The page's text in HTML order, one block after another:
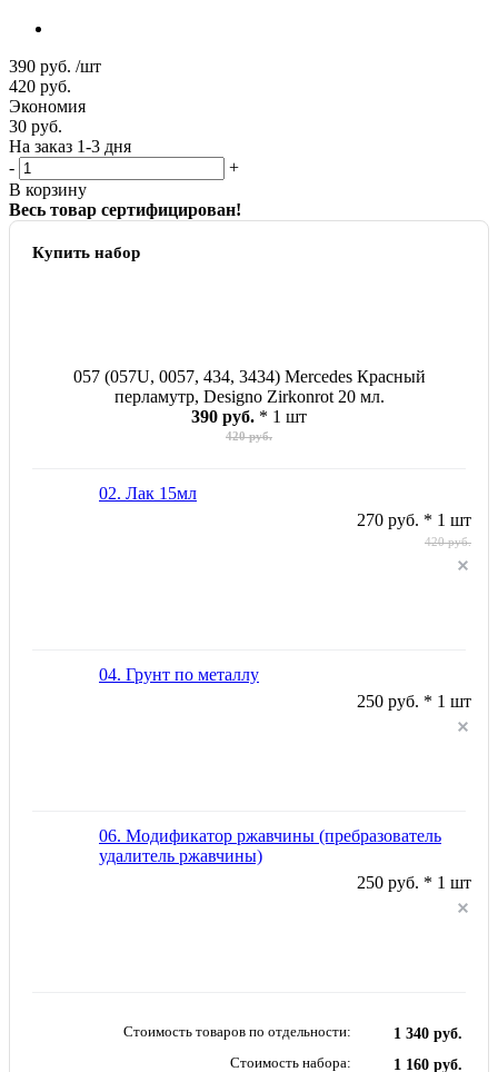
390 руб. /шт
420 руб.
Экономия
30 руб.
На заказ 1-3 дня
-
+
В корзину
Весь товар сертифицирован!
Купить набор
057 (057U, 0057, 434, 3434) Mercedes Красный
перламутр, Designo Zirkonrot 20 мл.
390 руб. * 1 шт
420 руб.
02. Лак 15мл
270 руб. * 1 шт
420 руб.
04. Грунт по металлу
250 руб. * 1 шт
06. Модификатор ржавчины (пребразователь
удалитель ржавчины)
250 руб. * 1 шт
Стоимость товаров по отдельности:
1 340 руб.
Стоимость набора:
1 160 руб.